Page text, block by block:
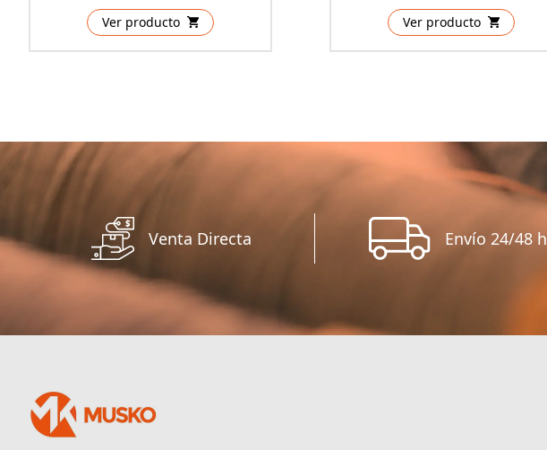
Ver producto Ver producto
Venta Directa Envío 24/48 h